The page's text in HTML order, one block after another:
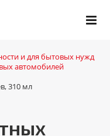
и для бытовых нужд
автомобилей
310 мл